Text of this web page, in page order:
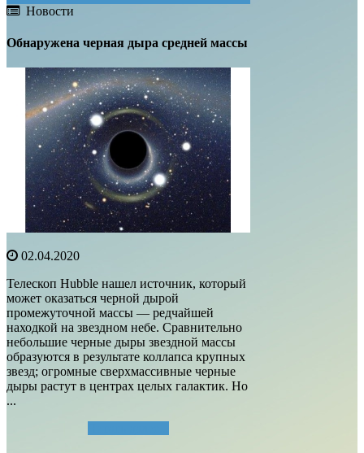
Новости
Обнаружена черная дыра средней массы
02.04.2020
Телескоп Hubble нашел источник, который
может оказаться черной дырой
промежуточной массы — редчайшей
находкой на звездном небе. Сравнительно
небольшие черные дыры звездной массы
образуются в результате коллапса крупных
звезд; огромные сверхмассивные черные
дыры растут в центрах целых галактик. Но
...